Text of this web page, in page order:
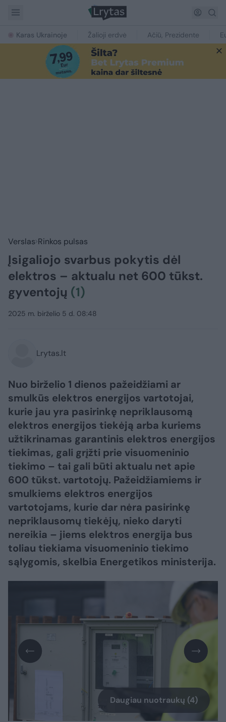
Karas Ukrainoje Žalioji erdvė Ačiū, Prezidente
Verslas Rinkos pulsas
Įsigaliojo svarbus pokytis dėl
elektros – aktualu net 600 tūkst.
gyventojų (1)
2025 m. birželio 5 d. 08:48
Lrytas.lt
​Nuo birželio 1 dienos pažeidžiami ar
smulkūs elektros energijos vartotojai,
kurie jau yra pasirinkę nepriklausomą
elektros energijos tiekėją arba kuriems
užtikrinamas garantinis elektros energijos
tiekimas, gali grįžti prie visuomeninio
tiekimo – tai gali būti aktualu net apie
600 tūkst. vartotojų. Pažeidžiamiems ir
smulkiems elektros energijos
vartotojams, kurie dar nėra pasirinkę
nepriklausomų tiekėjų, nieko daryti
nereikia – jiems elektros energija bus
toliau tiekiama visuomeninio tiekimo
sąlygomis, skelbia Energetikos ministerija.
Daugiau nuotraukų (4)